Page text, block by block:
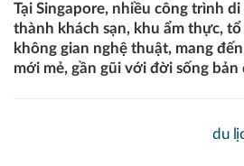
Tại Singapore, nhiều công trình
thành khách sạn, khu ẩm thực,
không gian nghệ thuật, mang
mới mẻ, gần gũi với đời sống bản
Singapore làm mới trải nghiệmdu